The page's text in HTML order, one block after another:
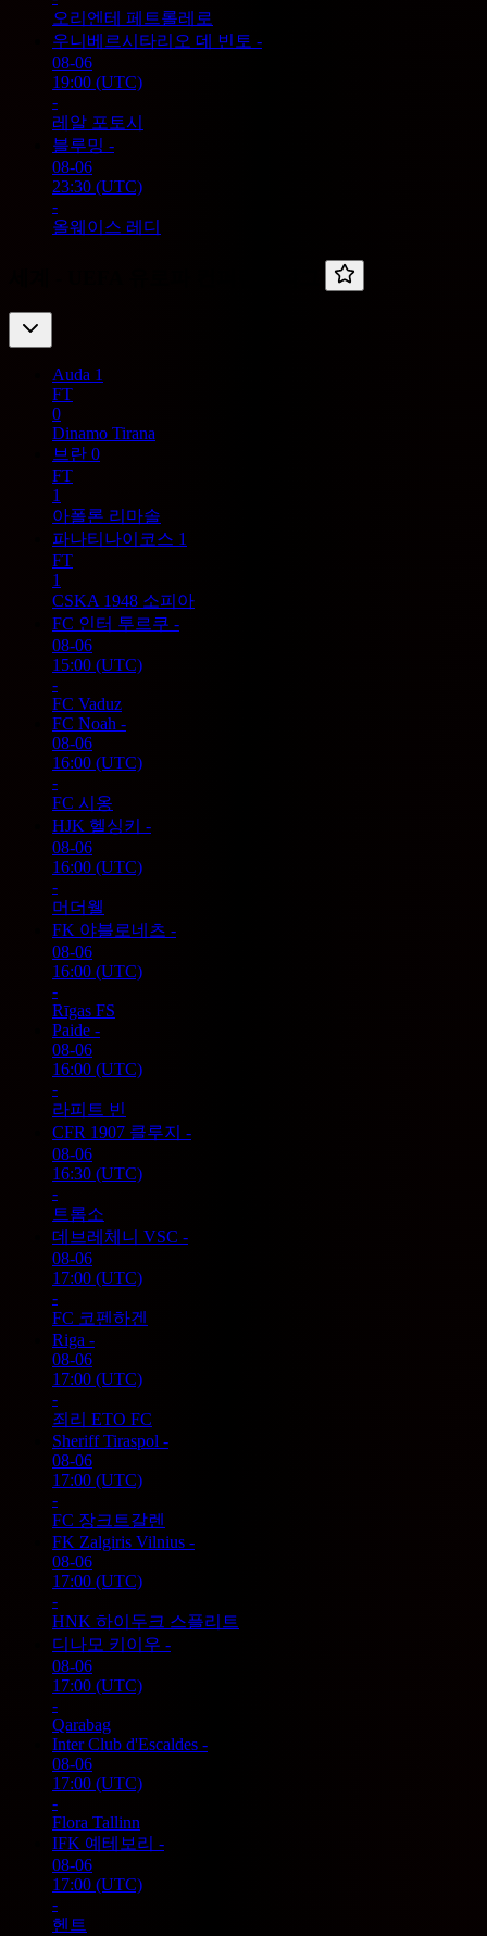
오리엔테 페트롤레로
우니베르시타리오 데 빈토 -
08-06
19:00 (UTC)
-
레알 포토시
블루밍 -
08-06
23:30 (UTC)
-
올웨이스 레디
Auda 1
FT
0
Dinamo Tirana
브란 0
FT
1
아폴론 리마솔
파나티나이코스 1
FT
1
CSKA 1948 소피아
FC 인터 투르쿠 -
08-06
15:00 (UTC)
-
FC Vaduz
FC Noah -
08-06
16:00 (UTC)
-
FC 시옹
HJK 헬싱키
-
08-06
16:00 (UTC)
-
머더웰
FK 야블로네츠 -
08-06
16:00 (UTC)
-
Rīgas FS
Paide -
08-06
16:00 (UTC)
-
라피트 빈
CFR 1907 클루지 -
08-06
16:30 (UTC)
-
트롬소
데브레체니 VSC -
08-06
17:00 (UTC)
-
FC 코펜하겐
Riga -
08-06
17:00 (UTC)
-
죄리 ETO FC
Sheriff Tiraspol -
08-06
17:00 (UTC)
-
FC 장크트갈렌
FK Zalgiris Vilnius -
08-06
17:00 (UTC)
-
HNK 하이두크 스플리트
디나모 키이우 -
08-06
17:00 (UTC)
-
Qarabag
Inter Club d'Escaldes -
08-06
17:00 (UTC)
-
Flora Tallinn
IFK 예테보리 -
08-06
17:00 (UTC)
-
헨트